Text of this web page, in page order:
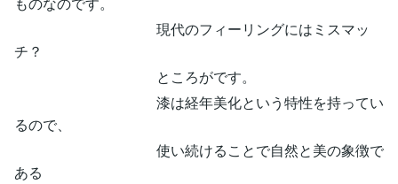
現代のフィーリングにはミスマッ
チ？
ところがです。
漆は経年美化という特性を持ってい
るので、
使い続けることで自然と美の象徴で
ある